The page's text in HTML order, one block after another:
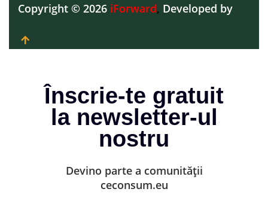
Copyright © 2026 iForward, Developed by
Înscrie-te gratuit
la newsletter-ul
nostru
Devino parte a comunității
ceconsum.eu